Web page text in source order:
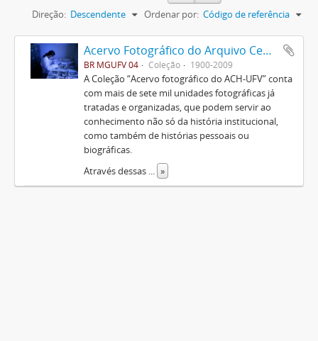
Ordenar por: Código de referência
Direção: Descendente
Acervo Fotográfico do Arquivo Central Histórico da UFV
BR MGUFV 04 Coleção 1900-2009
A Coleção “Acervo fotográfico do ACH-UFV” conta
com mais de sete mil unidades fotográficas já
tratadas e organizadas, que podem servir ao
conhecimento não só da história institucional,
como também de histórias pessoais ou
biográficas.
Através dessas
»